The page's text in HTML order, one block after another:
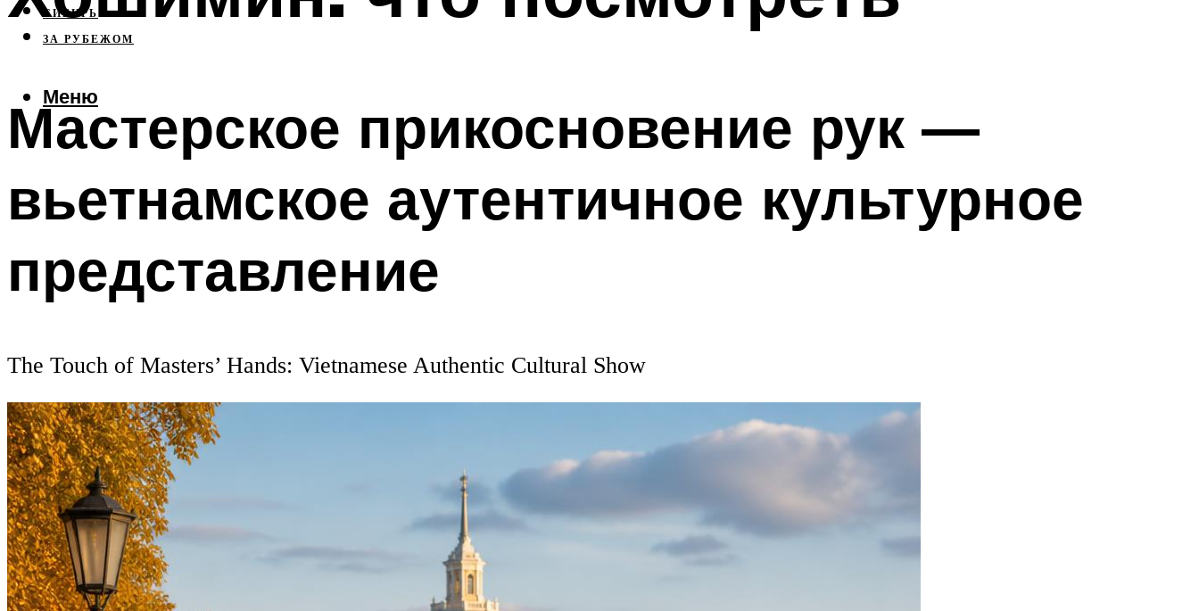
СИБИРЬ
ЗА РУБЕЖОМ
Меню
Мастерское прикосновение рук —
вьетнамское аутентичное культурное
представление
The Touch of Masters’ Hands: Vietnamese Authentic Cultural Show